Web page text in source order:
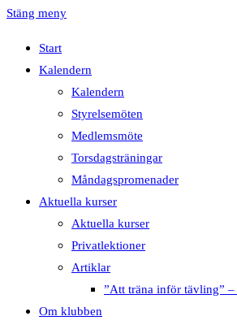
Stäng meny
Start
Kalendern
Kalendern
Styrelsemöten
Medlemsmöte
Torsdagsträningar
Måndagspromenader
Aktuella kurser
Aktuella kurser
Privatlektioner
Artiklar
”Att träna inför tävling”
Om klubben